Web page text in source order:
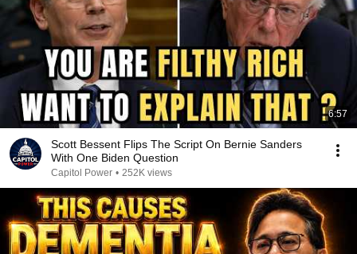
6:57
Scott Bessent Flips The Script On Bernie Sanders
With One Biden Question
Capitol Power • 252K views